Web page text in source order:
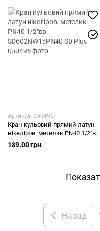
Артикул: 050495
Кран кульовий прямий латун
нікеліров. метелик PN40 1/2"вв
SD602NW15PN40 SD Plus
189.00 грн
Назад 1